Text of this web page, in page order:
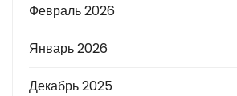
Февраль 2026
Январь 2026
Декабрь 2025